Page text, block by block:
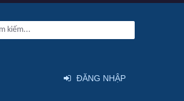
ĐĂNG NHẬP